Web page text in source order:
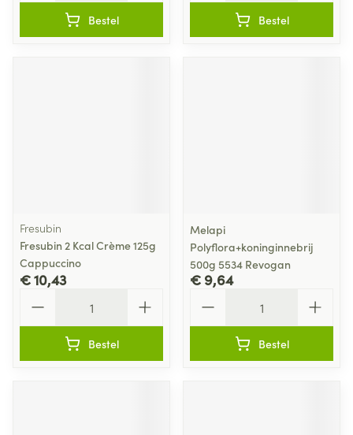
Bestel Bestel
Fresubin
Fresubin 2 Kcal Crème 125g
Cappuccino
€ 10,43
Bestel
Melapi
Polyflora+koninginnebrij
500g 5534 Revogan
€ 9,64
Bestel